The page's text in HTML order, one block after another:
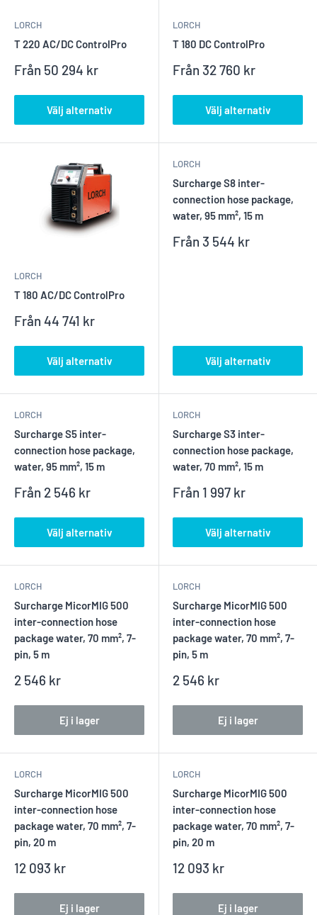
LORCH
T 220 AC/DC ControlPro
Reapris
Från 50 294 kr
Välj alternativ
LORCH
T 180 DC ControlPro
Reapris
Från 32 760 kr
Välj alternativ
LORCH
T 180 AC/DC ControlPro
Reapris
Från 44 741 kr
Välj alternativ
LORCH
Surcharge S8 inter-
connection hose package,
water, 95 mm², 15 m
Reapris
Från 3 544 kr
Välj alternativ
LORCH
Surcharge S5 inter-
connection hose package,
water, 95 mm², 15 m
Reapris
Från 2 546 kr
Välj alternativ
LORCH
Surcharge S3 inter-
connection hose package,
water, 70 mm², 15 m
Reapris
Från 1 997 kr
Välj alternativ
LORCH
Surcharge MicorMIG 500
inter-connection hose
package water, 70 mm², 7-
pin, 5 m
Reapris
2 546 kr
Ej i lager
LORCH
Surcharge MicorMIG 500
inter-connection hose
package water, 70 mm², 7-
pin, 5 m
Reapris
2 546 kr
Ej i lager
LORCH
Surcharge MicorMIG 500
inter-connection hose
package water, 70 mm², 7-
pin, 20 m
Reapris
12 093 kr
Ej i lager
LORCH
Surcharge MicorMIG 500
inter-connection hose
package water, 70 mm², 7-
pin, 20 m
Reapris
12 093 kr
Ej i lager